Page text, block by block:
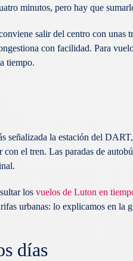
minutos, pero hay que
salir del centro con unas
con facilidad. Para
tiempo.
señalizada la estación del
el tren. Las paradas de
los vuelos de Luton en
urbanas: lo explicamos en la
días